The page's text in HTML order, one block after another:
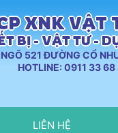
XNK
BỊ - VẬT TƯ -
521 ĐƯỜNG CỔ
HOTLINE: 0911 33
LIÊN HỆ